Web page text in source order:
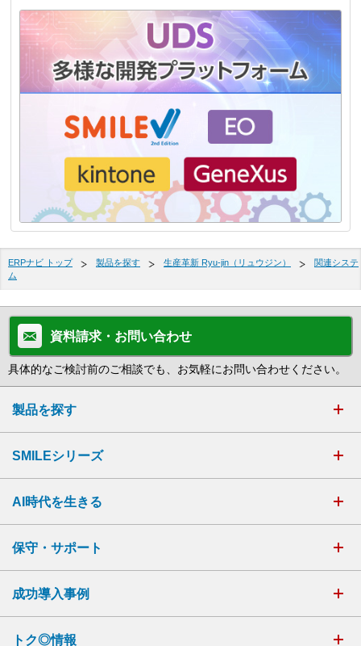
ERPナビ トップ 製品を探す 生産革新 Ryu-jin（リュウジン）
関連システ
ム
資料請求・お問い合わせ
具体的なご検討前のご相談でも、お気軽にお問い合わせください。
製品を探す
SMILEシリーズ
AI時代を生きる
保守・サポート
成功導入事例
トク◎情報